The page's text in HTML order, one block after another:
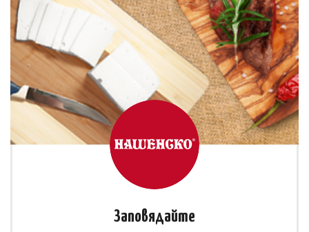
Заповядайте